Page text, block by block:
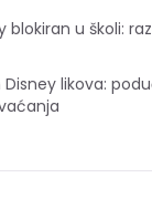
blokiran u školi:
Disney likova: